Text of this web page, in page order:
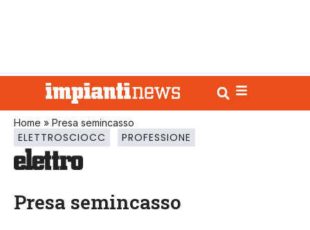
Home » Presa semincasso
ELETTROSCIOCC PROFESSIONE
Presa semincasso